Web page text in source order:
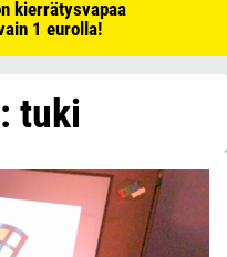
kierrätysvapaa
1 eurolla!
tuki